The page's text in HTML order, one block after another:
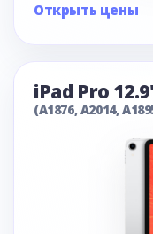
Открыть цены
iPad Pro
(A1876, A2014,